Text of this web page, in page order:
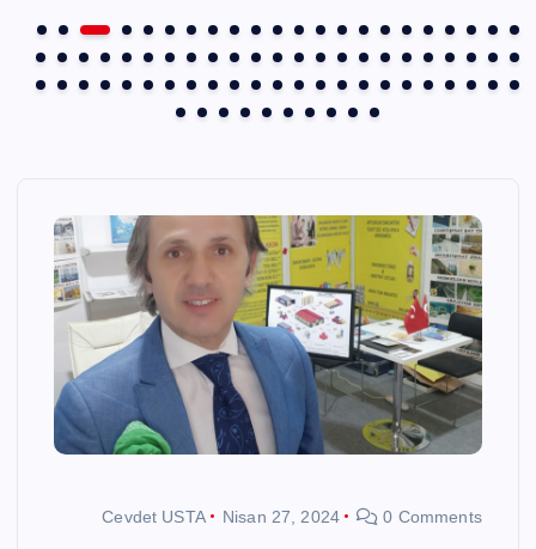
Cevdet USTA Nisan 27, 2024 0 Comments